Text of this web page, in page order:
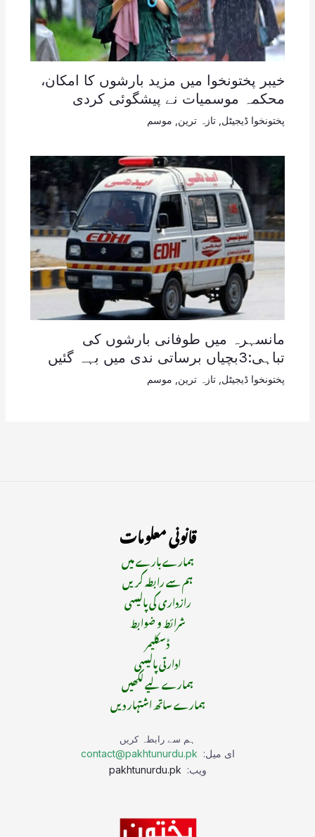
خیبر پختونخوا میں مزید بارشوں کا امکان،
محکمہ موسمیات نے پیشگوئی کردی
پختونخوا ڈیجیٹل تازہ ترین موسم
مانسہرہ میں طوفانی بارشوں کی
تباہی:3بچیاں برساتی ندی میں بہہ گئیں
پختونخوا ڈیجیٹل تازہ ترین موسم
قانونی معلومات
ہمارے بارے میں
ہم سے رابطہ کریں
رازداری کی پالیسی
شرائط و ضوابط
ڈسکلیمر
ادارتی پالیسی
ہمارے لیے لکھیں
ہمارے ساتھ اشتہار دیں
ہم سے رابطہ کریں
ای میل: contact@pakhtunurdu.pk
ویب: